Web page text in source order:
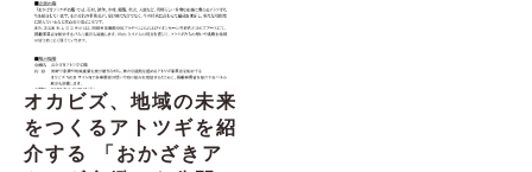
オカビズ、地域の未来
をつくるアトツギを紹
介する 「おかざきア